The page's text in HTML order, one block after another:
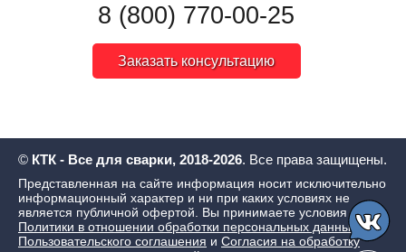
8 (800) 770-00-25
Заказать консультацию
© КТК - Все для сварки, 2018-2026. Все права защищены.
Представленная на сайте информация носит исключительно
информационный характер и ни при каких условиях не
является публичной офертой. Вы принимаете условия
Политики в отношении обработки персональных данных ,
Пользовательского соглашения и Согласия на обработку